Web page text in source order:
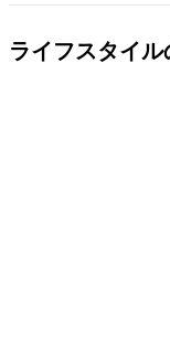
ライフスタイル